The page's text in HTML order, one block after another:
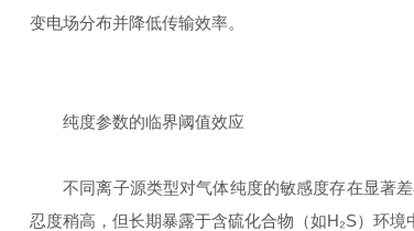
变电场分布并降低传输效率。
纯度参数的临界阈值效应
不同离子源类型对气体纯度的敏感度存在显著差
忍度稍高，但长期暴露于含硫化合物（如H₂S）环